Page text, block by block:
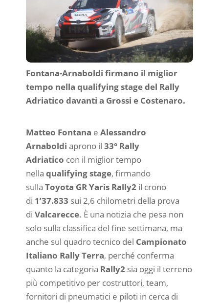
Fontana-Arnaboldi firmano il miglior
tempo nella qualifying stage del Rally
Adriatico davanti a Grossi e Costenaro.
Matteo Fontana e Alessandro
Arnaboldi aprono il 33° Rally
Adriatico con il miglior tempo
nella qualifying stage, firmando
sulla Toyota GR Yaris Rally2il crono
di 1’37.833 sui 2,6 chilometri della prova
di Valcarecce. È una notizia che pesa non
solo sulla classifica del fine settimana, ma
anche sul quadro tecnico del Campionato
Italiano Rally Terra, perché conferma
quanto la categoria Rally2sia oggi il terreno
più competitivo per costruttori, team,
fornitori di pneumatici e piloti in cerca di